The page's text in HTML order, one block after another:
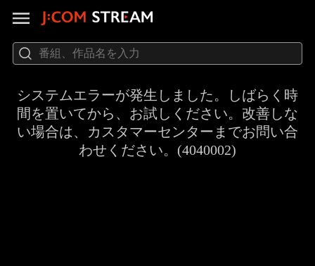
システムエラーが発生しました。しばらく時
間を置いてから、お試しください。改善しな
い場合は、カスタマーセンターまでお問い合
わせください。(4040002)